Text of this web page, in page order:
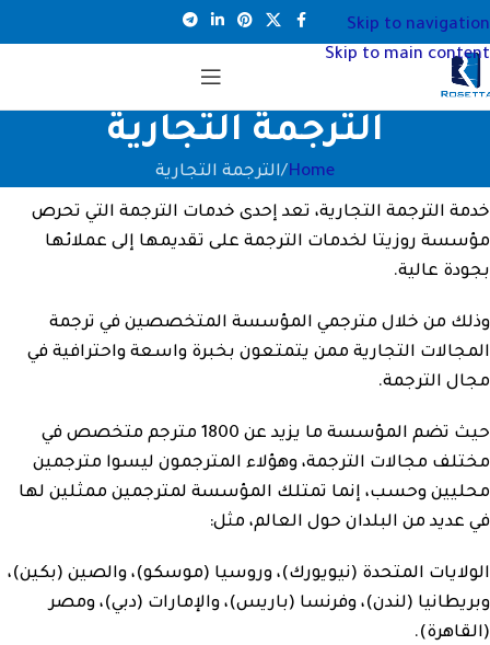
Skip to navigation
Skip to main content
الترجمة التجارية
Home الترجمة التجارية
خدمة الترجمة التجارية، تعد إحدى خدمات الترجمة التي تحرص
مؤسسة روزيتا لخدمات الترجمة على تقديمها إلى عملائها
بجودة عالية.
وذلك من خلال مترجمي المؤسسة المتخصصين في ترجمة
المجالات التجارية ممن يتمتعون بخبرة واسعة واحترافية في
مجال الترجمة.
حيث تضم المؤسسة ما يزيد عن 1800 مترجم متخصص في
مختلف مجالات الترجمة، وهؤلاء المترجمون ليسوا مترجمين
محليين وحسب، إنما تمتلك المؤسسة لمترجمين ممثلين لها
في عديد من البلدان حول العالم، مثل:
الولايات المتحدة (نيويورك)، وروسيا (موسكو)، والصين (بكين)،
وبريطانيا (لندن)، وفرنسا (باريس)، والإمارات (دبي)، ومصر
(القاهرة).